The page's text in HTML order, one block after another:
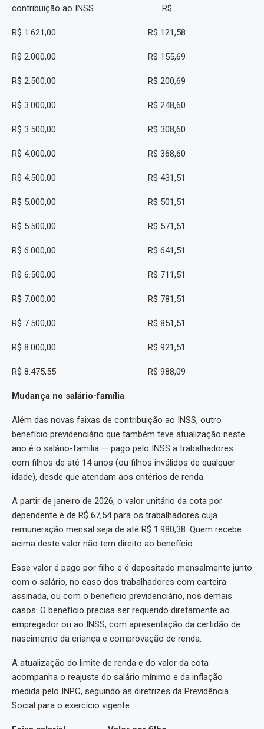
contribuição ao INSS R$
R$ 1.621,00 R$ 121,58
R$ 2.000,00 R$ 155,69
R$ 2.500,00 R$ 200,69
R$ 3.000,00 R$ 248,60
R$ 3.500,00 R$ 308,60
R$ 4.000,00 R$ 368,60
R$ 4.500,00 R$ 431,51
R$ 5.000,00 R$ 501,51
R$ 5.500,00 R$ 571,51
R$ 6.000,00 R$ 641,51
R$ 6.500,00 R$ 711,51
R$ 7.000,00 R$ 781,51
R$ 7.500,00 R$ 851,51
R$ 8.000,00 R$ 921,51
R$ 8.475,55 R$ 988,09
Mudança no salário-família
Além das novas faixas de contribuição ao INSS, outro
benefício previdenciário que também teve atualização neste
ano é o salário-família — pago pelo INSS a trabalhadores
com filhos de até 14 anos (ou filhos inválidos de qualquer
idade), desde que atendam aos critérios de renda.
A partir de janeiro de 2026, o valor unitário da cota por
dependente é de R$ 67,54 para os trabalhadores cuja
remuneração mensal seja de até R$ 1.980,38. Quem recebe
acima deste valor não tem direito ao benefício.
Esse valor é pago por filho e é depositado mensalmente junto
com o salário, no caso dos trabalhadores com carteira
assinada, ou com o benefício previdenciário, nos demais
casos. O benefício precisa ser requerido diretamente ao
empregador ou ao INSS, com apresentação da certidão de
nascimento da criança e comprovação de renda.
A atualização do limite de renda e do valor da cota
acompanha o reajuste do salário mínimo e da inflação
medida pelo INPC, seguindo as diretrizes da Previdência
Social para o exercício vigente.